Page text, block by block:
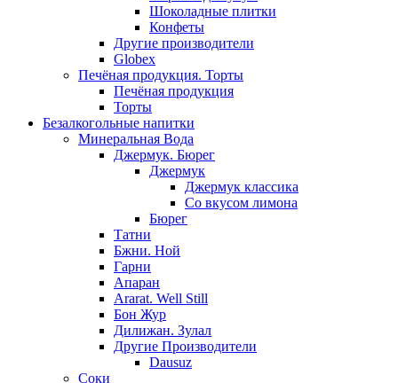
Шоколадные плитки
Конфеты
Другие производители
Globex
Печёная продукция. Торты
Печёная продукция
Торты
Безалкогольные напитки
Минеральная Вода
Джермук. Бюрег
Джермук
Джермук классика
Со вкусом лимона
Бюрег
Татни
Бжни. Ной
Гарни
Апаран
Ararat. Well Still
Бон Жур
Дилижан. Зулал
Другие Производители
Dausuz
Соки